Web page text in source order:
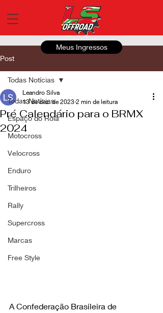
Meus Ingressos
Post
Todas Notícias
Espaço do Roia
Motocross
Velocross
Enduro
Trilheiros
Rally
Supercross
Marcas
Free Style
Todas Notícias
Pré Calendário para o BRMX
2024
Leandro Silva
13 de dez. de 2023 2 min de leitura
A Confederação Brasileira de